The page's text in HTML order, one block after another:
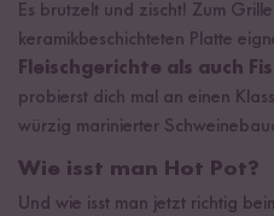
Es brutzelt und zischt! Zum
keramikbeschichteten Platte
Fleischgerichte als auch
probierst dich mal an einen
würzig marinierter
Wie isst man Hot Pot?
Und wie isst man jetzt richtig